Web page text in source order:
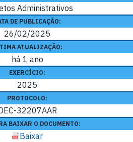
Administrativos
DE PUBLICAÇÃO:
26/02/2025
ATUALIZAÇÃO:
há 1 ano
EXERCÍCIO:
2025
PROTOCOLO:
32207AAR
BAIXAR O DOCUMENTO:
Baixar